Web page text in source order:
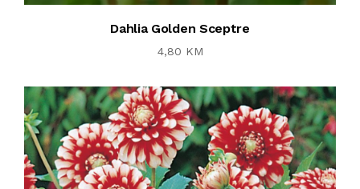
Dahlia Golden Sceptre
4,80 KM